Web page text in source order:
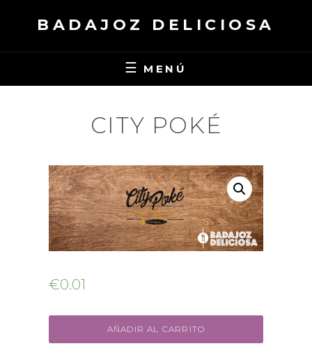
BADAJOZ DELICIOSA
MENÚ
CITY POKÉ
€0.01
AÑADIR AL CARRITO